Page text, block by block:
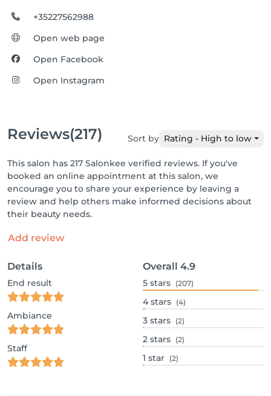
+35227562988
Open web page
Open Facebook
Open Instagram
Reviews(217) Sort by Rating - High to low
This salon has 217 Salonkee verified reviews. If you've
booked an online appointment at this salon, we
encourage you to share your experience by leaving a
review and help others make informed decisions about
their beauty needs.
Add review
Details
End result
Ambiance
Staff
Overall 4.9
5 stars (207)
4 stars (4)
3 stars (2)
2 stars (2)
1 star (2)